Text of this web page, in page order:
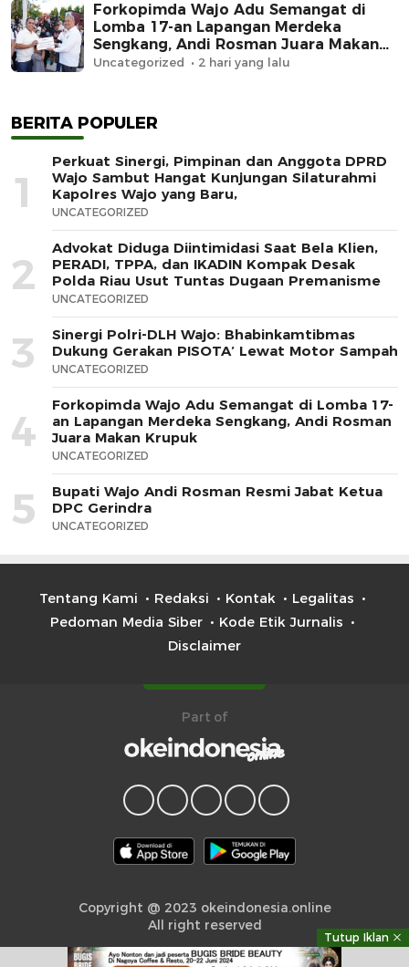
Forkopimda Wajo Adu Semangat di
Lomba 17-an Lapangan Merdeka
Sengkang, Andi Rosman Juara Makan
Krupuk
Uncategorized 2 hari yang lalu
BERITA POPULER
1
Perkuat Sinergi, Pimpinan dan Anggota DPRD
Wajo Sambut Hangat Kunjungan Silaturahmi
Kapolres Wajo yang Baru,
UNCATEGORIZED
2
Advokat Diduga Diintimidasi Saat Bela Klien,
PERADI, TPPA, dan IKADIN Kompak Desak
Polda Riau Usut Tuntas Dugaan Premanisme
UNCATEGORIZED
3
Sinergi Polri-DLH Wajo: Bhabinkamtibmas
Dukung Gerakan PISOTA’ Lewat Motor Sampah
UNCATEGORIZED
4
Forkopimda Wajo Adu Semangat di Lomba 17-
an Lapangan Merdeka Sengkang, Andi Rosman
Juara Makan Krupuk
UNCATEGORIZED
5
Bupati Wajo Andi Rosman Resmi Jabat Ketua
DPC Gerindra
UNCATEGORIZED
Tentang Kami Redaksi Kontak
Legalitas
Pedoman Media Siber
Kode Etik Jurnalis
Disclaimer
Part of
Copyright @ 2023 okeindonesia.online
All right reserved
Tutup Iklan